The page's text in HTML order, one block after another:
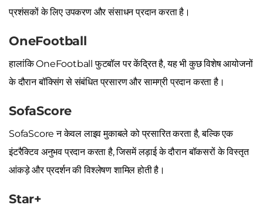
प्रशंसकों के लिए उपकरण और संसाधन प्रदान करता है।
OneFootball
हालांकि OneFootball फुटबॉल पर केंद्रित है, यह भी कुछ विशेष आयोजनों
के दौरान बॉक्सिंग से संबंधित प्रसारण और सामग्री प्रदान करता है।
SofaScore
SofaScore न केवल लाइव मुकाबले को प्रसारित करता है, बल्कि एक
इंटरैक्टिव अनुभव प्रदान करता है, जिसमें लड़ाई के दौरान बॉकसरों के विस्तृत
आंकड़े और प्रदर्शन की विश्लेषण शामिल होती है।
Star+